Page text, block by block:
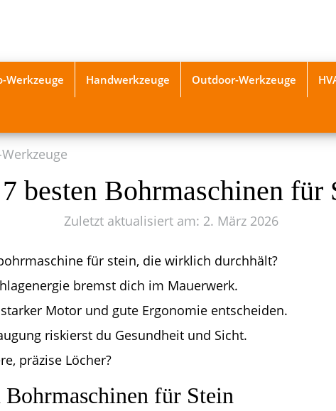
Werkzeuge Handwerkzeuge Outdoor-Werkzeuge
besten Bohrmaschinen für
Zuletzt aktualisiert am: 2. März 2026
für stein, die wirklich durchhält?
bremst dich im Mauerwerk.
starker Motor und gute Ergonomie entscheiden.
riskierst du Gesundheit und Sicht.
präzise Löcher?
Bohrmaschinen für Stein